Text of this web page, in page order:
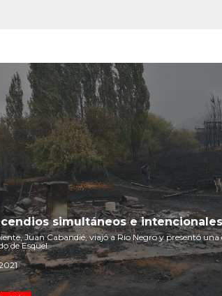
simultáneos e intencionales
Juan Cabandié, viajó a Río Negro y presentó una
de Esquel.